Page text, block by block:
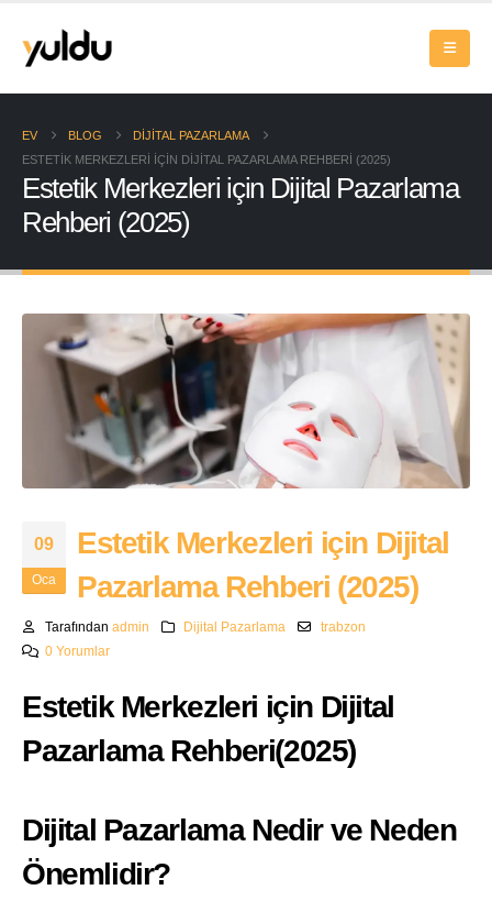
EV BLOG
DIJITAL PAZARLAMA
ESTETIK MERKEZLERI IÇIN DIJITAL PAZARLAMA REHBERI (2025)
Estetik Merkezleri için Dijital Pazarlama
Rehberi (2025)
09
Oca
Estetik Merkezleri için Dijital
Pazarlama Rehberi (2025)
Tarafından admin Dijital Pazarlama
trabzon
0 Yorumlar
Estetik Merkezleri için Dijital
Pazarlama Rehberi(2025)
Dijital Pazarlama Nedir ve Neden
Önemlidir?